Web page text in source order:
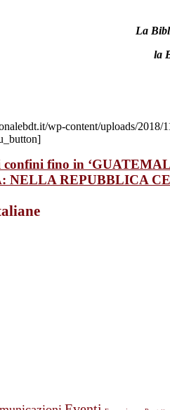
La
la
wp-content/uploads/
fino in
REPUBBLICA